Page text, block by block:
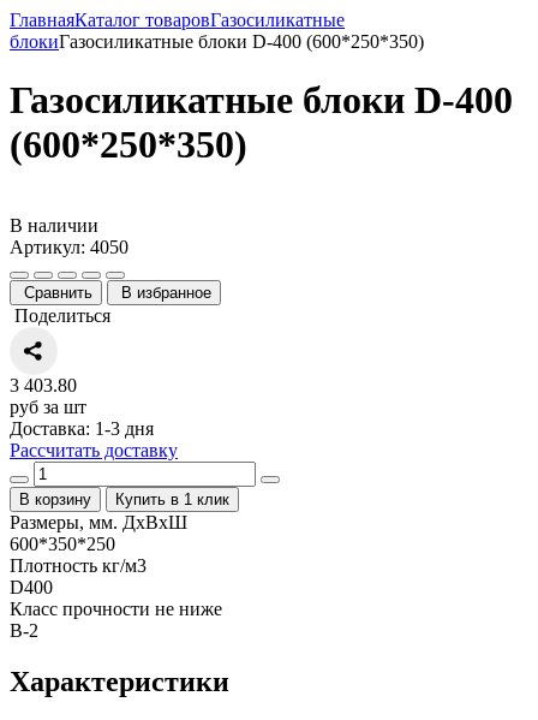
ГлавнаяКаталог товаровГазосиликатные
блокиГазосиликатные блоки D-400 (600*250*350)
Газосиликатные блоки D-400
(600*250*350)
В наличии
Артикул: 4050
Сравнить В избранное
Поделиться
3 403.80
руб за шт
Доставка: 1-3 дня
Рассчитать доставку
В корзину Купить в 1 клик
Размеры, мм. ДхВхШ
600*350*250
Плотность кг/м3
D400
Класс прочности не ниже
B-2
Характеристики